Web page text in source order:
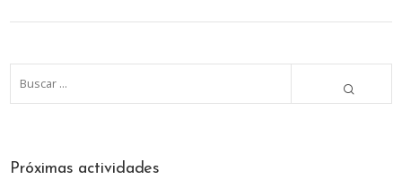
Próximas actividades